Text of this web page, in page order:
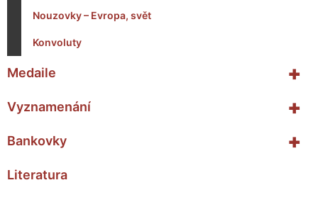
Nouzovky – Evropa, svět
Konvoluty
+
Medaile
+
Vyznamenání
+
Bankovky
Literatura